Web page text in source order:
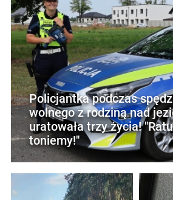
Policjantka podczas
wolnego z rodziną nad
uratowała trzy życia!
toniemy!"